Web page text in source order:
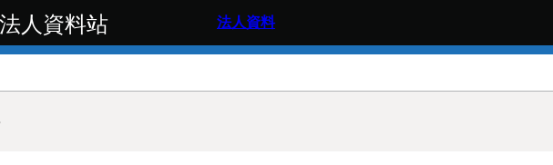
人資料站 法人資料